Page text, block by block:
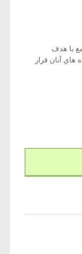
با هدف
آنان قرار